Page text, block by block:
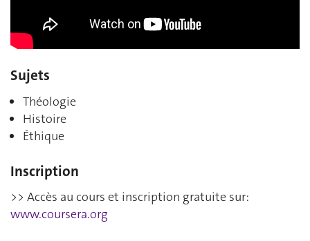
Sujets
Théologie
Histoire
Éthique
Inscription
>> Accès au cours et inscription gratuite sur:
www.coursera.org